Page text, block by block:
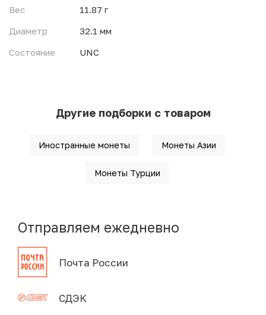
Вес
11.87 г
Диаметр
32.1 мм
Состояние
UNC
Другие подборки с товаром
Иностранные монеты Монеты Азии
Монеты Турции
Отправляем ежедневно
Почта России
СДЭК